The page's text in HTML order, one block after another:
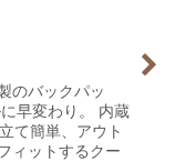
のバックパッ
早変わり。 内蔵
て簡単、アウト
ィットするクー